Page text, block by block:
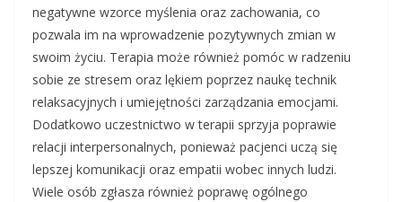
negatywne wzorce myślenia oraz zachowania, co
pozwala im na wprowadzenie pozytywnych zmian w
swoim życiu. Terapia może również pomóc w radzeniu
sobie ze stresem oraz lękiem poprzez naukę technik
relaksacyjnych i umiejętności zarządzania emocjami.
Dodatkowo uczestnictwo w terapii sprzyja poprawie
relacji interpersonalnych, ponieważ pacjenci uczą się
lepszej komunikacji oraz empatii wobec innych ludzi.
Wiele osób zgłasza również poprawę ogólnego